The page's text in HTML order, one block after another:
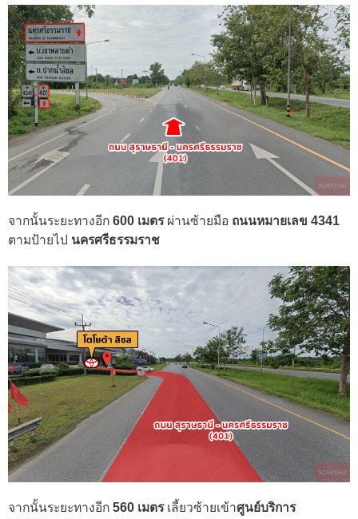
จากนั้นระยะทางอีก 600 เมตรผ่านซ้ายมือ ถนนหมายเลข 4341
ตามป้ายไป นครศรีธรรมราช
จากนั้นระยะทางอีก 560 เมตรเลี้ยวซ้ายเข้าศูนย์บริการ